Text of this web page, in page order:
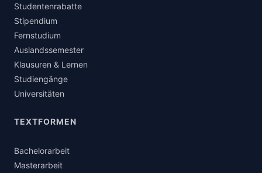
Studentenrabatte
Stipendium
Fernstudium
Auslandssemester
Klausuren & Lernen
Studiengänge
Universitäten
TEXTFORMEN
Bachelorarbeit
Masterarbeit